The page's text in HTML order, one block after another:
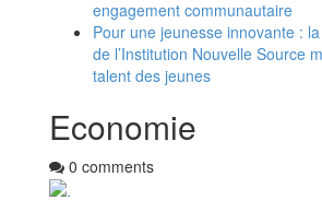
engagement communautaire
Pour une jeunesse innovante :
de l’Institution Nouvelle Source
talent des jeunes
Economie
0 comments